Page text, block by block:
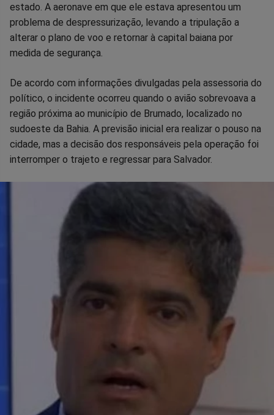
FacebookWhatsappTwitterMessengerTelegramGettr
estado. A aeronave em que ele estava apresentou um
problema de despressurização, levando a tripulação a
alterar o plano de voo e retornar à capital baiana por
medida de segurança.
De acordo com informações divulgadas pela assessoria do
político, o incidente ocorreu quando o avião sobrevoava a
região próxima ao município de Brumado, localizado no
sudoeste da Bahia. A previsão inicial era realizar o pouso na
cidade, mas a decisão dos responsáveis pela operação foi
interromper o trajeto e regressar para Salvador.